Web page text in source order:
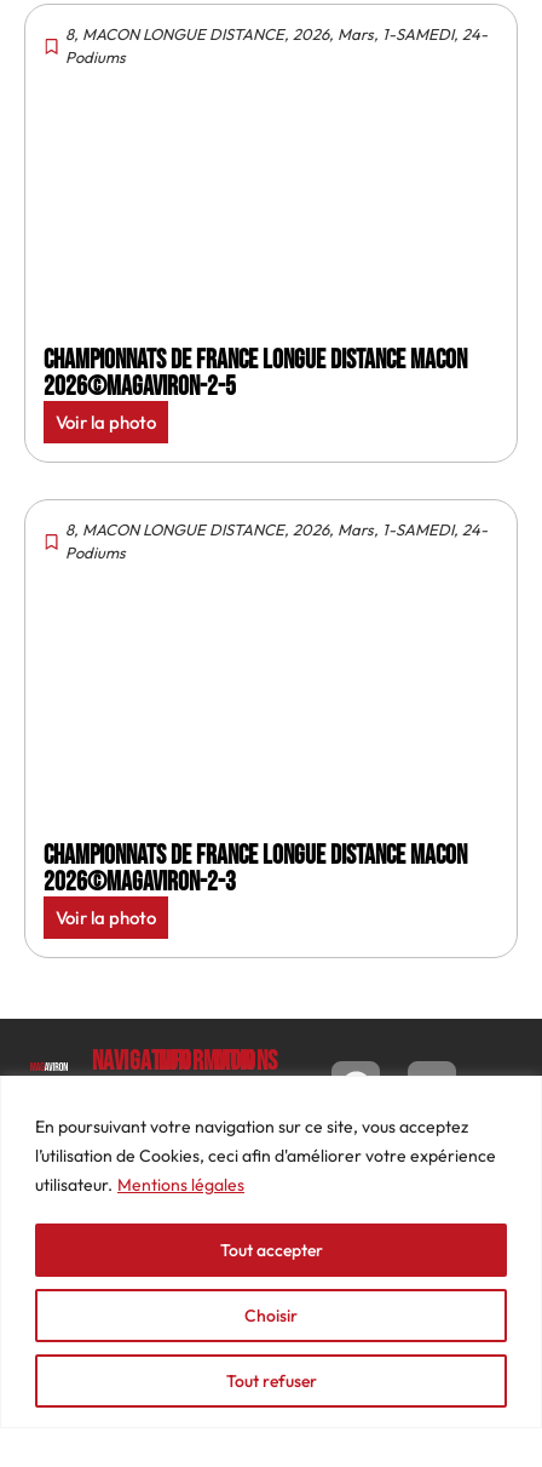
En poursuivant votre navigation sur ce site, vous acceptez
l’utilisation de Cookies, ceci afin d'améliorer votre expérience
utilisateur. Mentions légales
Choisir
Tout refuser
Tout accepter
8, MACON LONGUE DISTANCE, 2026, Mars, 1-SAMEDI, 24-
Podiums
Championnats de France longue distance Macon
2026©MagAviron-2-5
Voir la photo
8, MACON LONGUE DISTANCE, 2026, Mars, 1-SAMEDI, 24-
Podiums
Championnats de France longue distance Macon
2026©MagAviron-2-3
Voir la photo
Luc
Barbier
69640
74
87
contact@mediasaviron.fr
Navigation
Le
Magazine
Photos
Actualités
Podcasts
Informations
Conditions
générales
de ventes
Mentions
légales
Mon
Tableau
de bord
Commandes
Adresses
Détails
du
compte